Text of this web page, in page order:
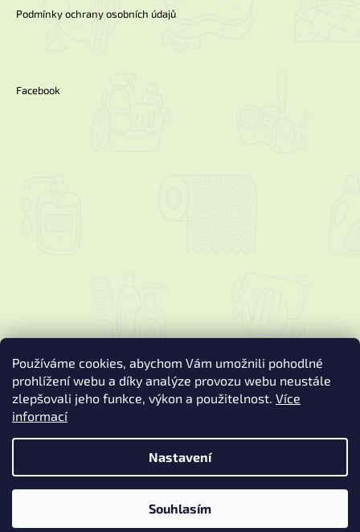
Používáme cookies, abychom Vám umožnili pohodlné
prohlížení webu a díky analýze provozu webu neustále
zlepšovali jeho funkce, výkon a použitelnost. Více
informací
Nastavení
Souhlasím
Podmínky ochrany osobních údajů
Facebook